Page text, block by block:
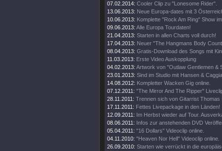
07.02.2014: Cooler Clip zu "Lonesome Rider".
13.06.2013: Neue Europa-dates mit 3
10.06.2013: Komplette "Rock Am Ring" Show
09.06.2013: Alle Europa Tourdaten!
21.04.2013: Starten in allen Charts voll durch!
17.04.2013: Neuer "The Hangmans Body
08.04.2013: Gratis-Download des Songs mit
11.03.2013: Erste Video Auskopplung
04.02.2013: Artwork von "Outlaw Gentlemen &
23.01.2013: Sind im Studio mit Hansen &
14.08.2012: Kompletter Wacken Gig online.
07.12.2011: "The Mirror And The Ripper"
28.11.2011: Trennen sich von Gitarrist Thomas
17.11.2011: Fettes Livepackage in den Länden!
12.09.2011: Im Herbst wieder auf Tour.
08.06.2011: Infos zur anstehenden DVD
05.04.2011: "16 Dollars" Videoclip online.
04.11.2010: "Heaven Nor Hell" Videoclip online.
26.09.2010: Starten wie verrückt in die